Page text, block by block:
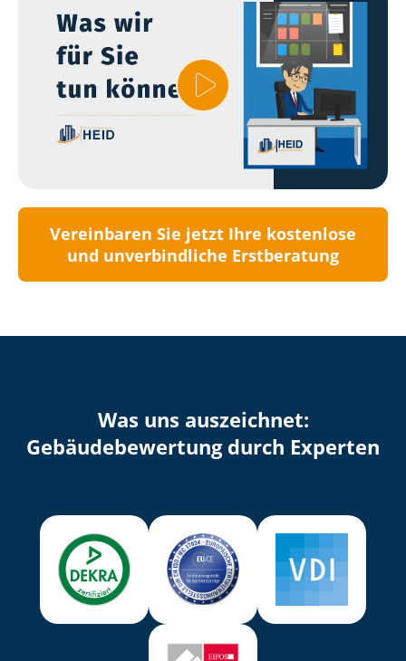
Vereinbaren Sie jetzt Ihre kostenlose
und unverbindliche Erstberatung
Was uns auszeichnet:
Ge­bäu­de­be­wer­tung durch Experten